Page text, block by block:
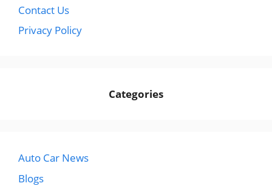
Contact Us
Privacy Policy
Categories
Auto Car News
Blogs